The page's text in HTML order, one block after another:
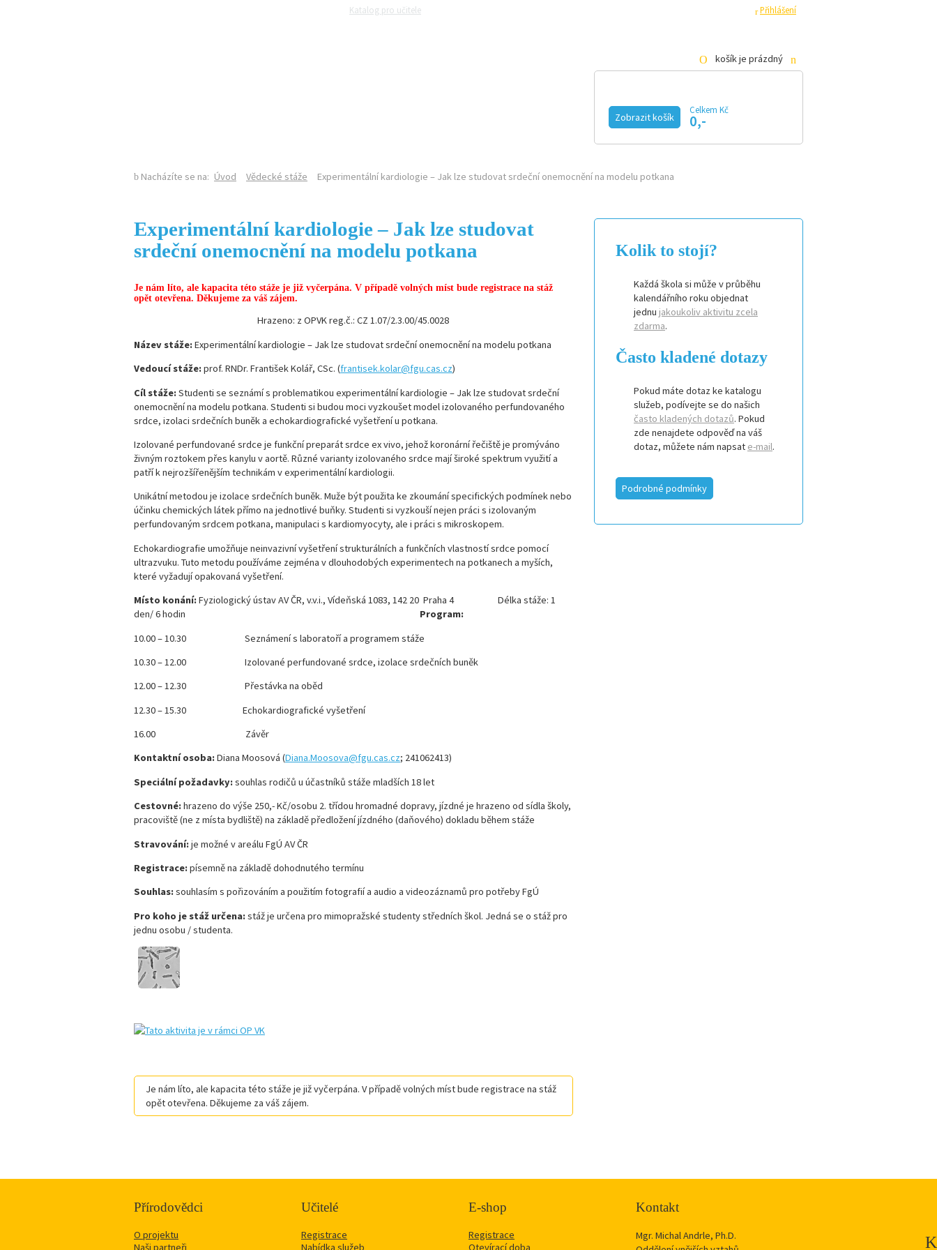
Přihlášení
Katalog pro učitele
košík je prázdný
Zobrazit košík
Celkem Kč
0,-
KE STAŽENÍ E-SHOP
Nacházíte se na: Úvod Vědecké stáže Experimentální kardiologie – Jak lze studovat srdeční onemocnění na modelu potkana
Experimentální kardiologie – Jak lze studovat
srdeční onemocnění na modelu potkana
Je nám líto, ale kapacita této stáže je již vyčerpána. V případě volných míst bude registrace na stáž
opět otevřena. Děkujeme za váš zájem.
Hrazeno: z OPVK reg.č.: CZ 1.07/2.3.00/45.0028
Název stáže:Experimentální kardiologie – Jak lze studovat srdeční onemocnění na modelu potkana
Vedoucí stáže:prof. RNDr. František Kolář, CSc. (frantisek.kolar@fgu.cas.cz)
Cíl stáže:Studenti se seznámí s problematikou experimentální kardiologie – Jak lze studovat srdeční
onemocnění na modelu potkana. Studenti si budou moci vyzkoušet model izolovaného perfundovaného
srdce, izolaci srdečních buněk a echokardiografické vyšetření u potkana.
Izolované perfundované srdce je funkční preparát srdce ex vivo, jehož koronární řečiště je promýváno
živným roztokem přes kanylu v aortě. Různé varianty izolovaného srdce mají široké spektrum využití a
patří k nejrozšířenějším technikám v experimentální kardiologii.
Unikátní metodou je izolace srdečních buněk. Muže být použita ke zkoumání specifických podmínek nebo
účinku chemických látek přímo na jednotlivé buňky. Studenti si vyzkouší nejen práci s izolovaným
perfundovaným srdcem potkana, manipulaci s kardiomyocyty, ale i práci s mikroskopem.
Echokardiografie umožňuje neinvazivní vyšetření strukturálních a funkčních vlastností srdce pomocí
ultrazvuku. Tuto metodu používáme zejména v dlouhodobých experimentech na potkanech a myších,
které vyžadují opakovaná vyšetření.
Místo konání:Fyziologický ústav AV ČR, v.v.i., Vídeňská 1083, 142 20 Praha 4 Délka stáže: 1
den/ 6 hodin Program:
10.00 – 10.30 Seznámení s laboratoří a programem stáže
10.30 – 12.00 Izolované perfundované srdce, izolace srdečních buněk
12.00 – 12.30 Přestávka na oběd
12.30 – 15.30 Echokardiografické vyšetření
16.00 Závěr
Kontaktní osoba:Diana Moosová (Diana.Moosova@fgu.cas.cz; 241062413)
Speciální požadavky:souhlas rodičů u účastníků stáže mladších 18 let
Cestovné:hrazeno do výše 250,- Kč/osobu 2. třídou hromadné dopravy, jízdné je hrazeno od sídla školy,
pracoviště (ne z místa bydliště) na základě předložení jízdného (daňového) dokladu během stáže
Stravování:je možné v areálu FgÚ AV ČR
Registrace:písemně na základě dohodnutého termínu
Souhlas:souhlasím s pořizováním a použitím fotografií a audio a videozáznamů pro potřeby FgÚ
Pro koho je stáž určena:stáž je určena pro mimopražské studenty středních škol. Jedná se o stáž pro
jednu osobu / studenta.
Je nám líto, ale kapacita této stáže je již vyčerpána. V případě volných míst bude registrace na stáž
opět otevřena. Děkujeme za váš zájem.
Kolik to stojí?
Každá škola si může v průběhu
kalendářního roku objednat
jednu jakoukoliv aktivitu zcela
zdarma.
Často kladené dotazy
Pokud máte dotaz ke katalogu
služeb, podívejte se do našich
často kladených dotazů. Pokud
zde nenajdete odpověď na váš
dotaz, můžete nám napsat e-mail.
Podrobné podmínky
Přírodovědci
O projektu
Naši partneři
Učitelé
Registrace
Nabídka služeb
E-shop
Registrace
Otevírací doba
Kontakt
Mgr. Michal Andrle, Ph.D.